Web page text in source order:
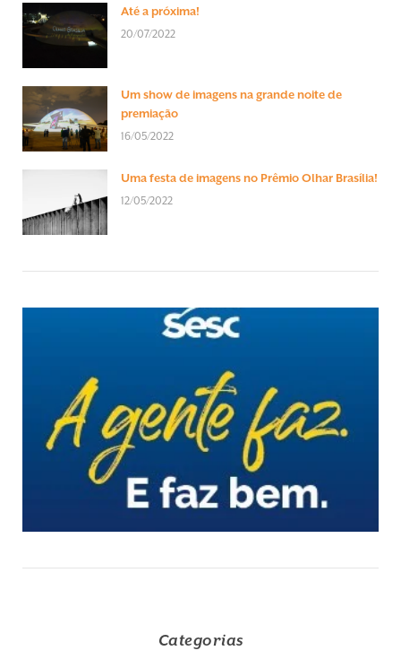
Até a próxima!
20/07/2022
Um show de imagens na grande noite de
premiação
16/05/2022
Uma festa de imagens no Prêmio Olhar Brasília!
12/05/2022
Categorias